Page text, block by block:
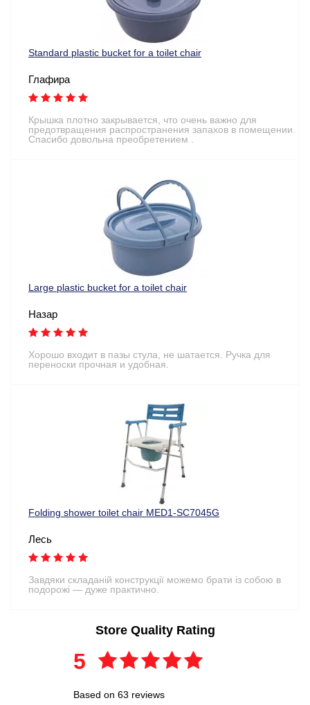
Standard plastic bucket for a toilet chair
Глафира
Крышка плотно закрывается, что очень важно для
предотвращения распространения запахов в помещении.
Спасибо довольна преобретением .
Large plastic bucket for a toilet chair
Назар
Хорошо входит в пазы стула, не шатается. Ручка для
переноски прочная и удобная.
Folding shower toilet chair MED1-SC7045G
Лесь
Завдяки складаній конструкції можемо брати із собою в
подорожі — дуже практично.
Store Quality Rating
5
Based on 63 reviews